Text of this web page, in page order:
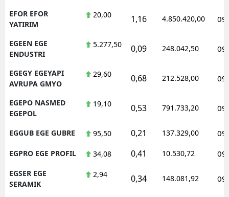
EFOR EFOR
YATIRIM
20,00 1,16 4.850.420,00
EGEEN EGE
ENDUSTRI
5.277,50 0,09 248.042,50
EGEGY EGEYAPI
AVRUPA GMYO
29,60 0,68 212.528,00
EGEPO NASMED
EGEPOL
19,10 0,53 791.733,20
EGGUB EGE GUBRE 95,50 0,21 137.329,00
EGPRO EGE PROFIL 34,08 0,41 10.530,72
EGSER EGE
SERAMIK
2,94 0,34 148.081,92